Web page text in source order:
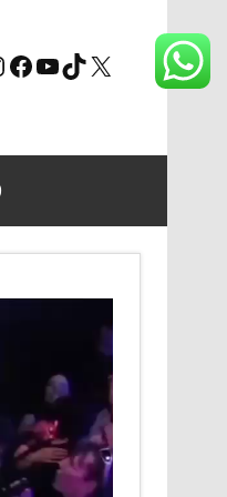
Facebook YouTube TikTok X